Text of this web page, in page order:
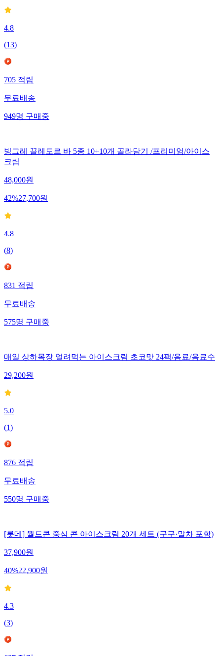
4.8
(13)
705적립
무료배송
949명구매중
빙그레 끌레도르 바 5종 10+10개 골라담기 /프리미엄/아이스
크림
48,000원
42%27,700원
4.8
(8)
831적립
무료배송
575명구매중
매일 상하목장 얼려먹는 아이스크림 초코맛 24팩/음료/음료수
29,200원
5.0
(1)
876적립
무료배송
550명구매중
[롯데] 월드콘 중심 콘 아이스크림 20개 세트 (구구·말차 포함)
37,900원
40%22,900원
4.3
(3)